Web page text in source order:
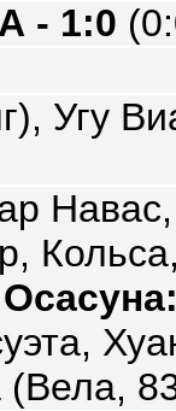
- 1:0
Угу
(Вела,